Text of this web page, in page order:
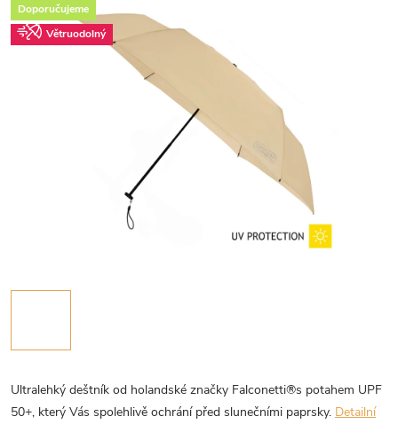
Doporučujeme
Větruodolný
Ultralehký deštník od holandské značky Falconetti®s potahem UPF
50+, který Vás spolehlivě ochrání před slunečními paprsky. Detailní